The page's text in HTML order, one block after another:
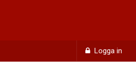
Logga in